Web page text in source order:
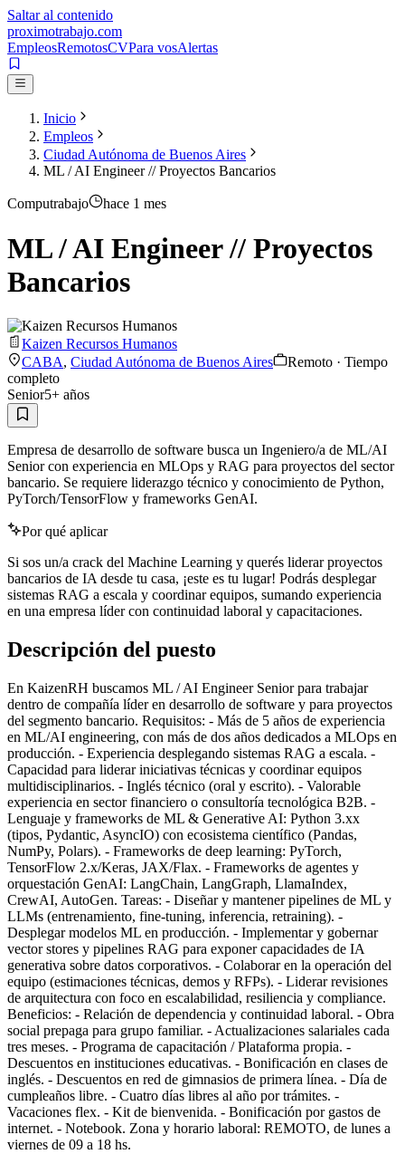
Saltar al contenido
proximotrabajo.com
EmpleosRemotosCVPara vosAlertas
Inicio
Empleos
Ciudad Autónoma de Buenos Aires
ML / AI Engineer // Proyectos Bancarios
Computrabajo hace 1 mes
ML / AI Engineer // Proyectos
Bancarios
Kaizen Recursos Humanos
CABA, Ciudad Autónoma de Buenos Aires
Remoto · Tiempo
completo
Senior5+ años
Empresa de desarrollo de software busca un Ingeniero/a de ML/AI
Senior con experiencia en MLOps y RAG para proyectos del sector
bancario. Se requiere liderazgo técnico y conocimiento de Python,
PyTorch/TensorFlow y frameworks GenAI.
Por qué aplicar
Si sos un/a crack del Machine Learning y querés liderar proyectos
bancarios de IA desde tu casa, ¡este es tu lugar! Podrás desplegar
sistemas RAG a escala y coordinar equipos, sumando experiencia
en una empresa líder con continuidad laboral y capacitaciones.
Descripción del puesto
En KaizenRH buscamos ML / AI Engineer Senior para trabajar
dentro de compañía líder en desarrollo de software y para proyectos
del segmento bancario. Requisitos: - Más de 5 años de experiencia
en ML/AI engineering, con más de dos años dedicados a MLOps en
producción. - Experiencia desplegando sistemas RAG a escala. -
Capacidad para liderar iniciativas técnicas y coordinar equipos
multidisciplinarios. - Inglés técnico (oral y escrito). - Valorable
experiencia en sector financiero o consultoría tecnológica B2B. -
Lenguaje y frameworks de ML & Generative AI: Python 3.xx
(tipos, Pydantic, AsyncIO) con ecosistema científico (Pandas,
NumPy, Polars). - Frameworks de deep learning: PyTorch,
TensorFlow 2.x/Keras, JAX/Flax. - Frameworks de agentes y
orquestación GenAI: LangChain, LangGraph, LlamaIndex,
CrewAI, AutoGen. Tareas: - Diseñar y mantener pipelines de ML y
LLMs (entrenamiento, fine-tuning, inferencia, retraining). -
Desplegar modelos ML en producción. - Implementar y gobernar
vector stores y pipelines RAG para exponer capacidades de IA
generativa sobre datos corporativos. - Colaborar en la operación del
equipo (estimaciones técnicas, demos y RFPs). - Liderar revisiones
de arquitectura con foco en escalabilidad, resiliencia y compliance.
Beneficios: - Relación de dependencia y continuidad laboral. - Obra
social prepaga para grupo familiar. - Actualizaciones salariales cada
tres meses. - Programa de capacitación / Plataforma propia. -
Descuentos en instituciones educativas. - Bonificación en clases de
inglés. - Descuentos en red de gimnasios de primera línea. - Día de
cumpleaños libre. - Cuatro días libres al año por trámites. -
Vacaciones flex. - Kit de bienvenida. - Bonificación por gastos de
internet. - Notebook. Zona y horario laboral: REMOTO, de lunes a
viernes de 09 a 18 hs.